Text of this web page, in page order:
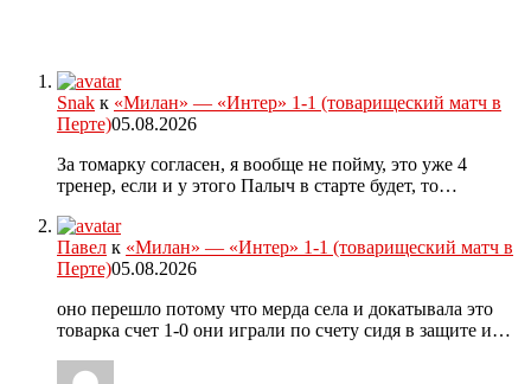
Snak к «Милан» — «Интер» 1-1 (товарищеский матч в
Перте)05.08.2026
За томарку согласен, я вообще не пойму, это уже 4
тренер, если и у этого Палыч в старте будет, то…
Павел к «Милан» — «Интер» 1-1 (товарищеский матч в
Перте)05.08.2026
оно перешло потому что мерда села и докатывала это
товарка счет 1-0 они играли по счету сидя в защите и…